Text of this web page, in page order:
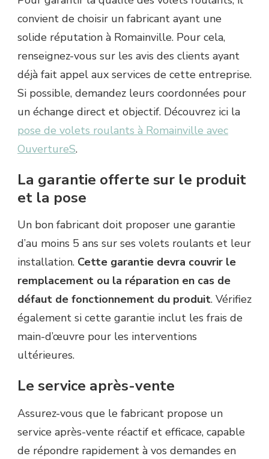
convient de choisir un fabricant ayant une
solide réputation à Romainville. Pour cela,
renseignez-vous sur les avis des clients ayant
déjà fait appel aux services de cette entreprise.
Si possible, demandez leurs coordonnées pour
un échange direct et objectif. Découvrez ici la
pose de volets roulants à Romainville avec
OuvertureS.
La garantie offerte sur le produit
et la pose
Un bon fabricant doit proposer une garantie
d’au moins 5 ans sur ses volets roulants et leur
installation. Cette garantie devra couvrir le
remplacement ou la réparation en cas de
défaut de fonctionnement du produit. Vérifiez
également si cette garantie inclut les frais de
main-d’œuvre pour les interventions
ultérieures.
Le service après-vente
Assurez-vous que le fabricant propose un
service après-vente réactif et efficace, capable
de répondre rapidement à vos demandes en